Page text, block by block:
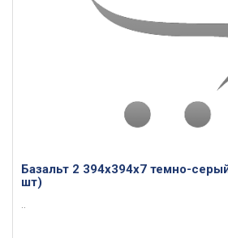
Базальт 2 394х394х7 темно-
шт)
..